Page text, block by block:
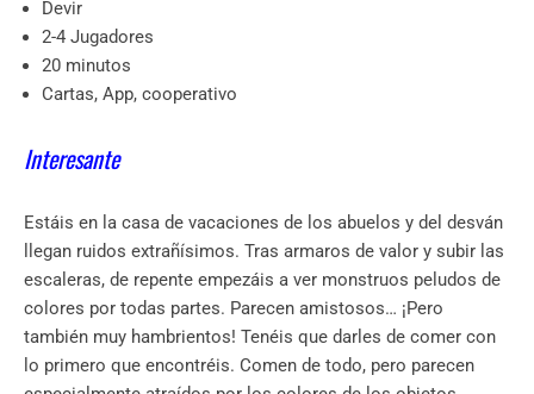
Devir
2-4 Jugadores
20 minutos
Cartas, App, cooperativo
Interesante
Estáis en la casa de vacaciones de los abuelos y del desván
llegan ruidos extrañísimos. Tras armaros de valor y subir las
escaleras, de repente empezáis a ver monstruos peludos de
colores por todas partes. Parecen amistosos… ¡Pero
también muy hambrientos! Tenéis que darles de comer con
lo primero que encontréis. Comen de todo, pero parecen